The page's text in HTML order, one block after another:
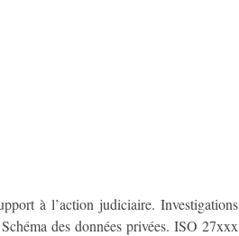
à l’action judiciaire. Investigations
des données privées. ISO 27xxx